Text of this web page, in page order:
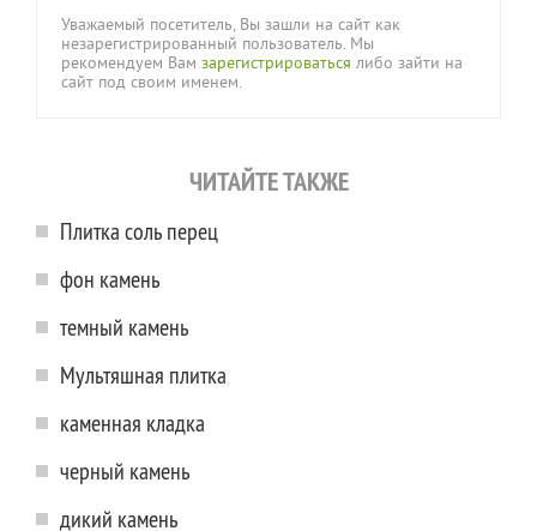
Уважаемый посетитель, Вы зашли на сайт как
незарегистрированный пользователь. Мы
рекомендуем Вам зарегистрироваться либо зайти на
сайт под своим именем.
ЧИТАЙТЕ ТАКЖЕ
Плитка соль перец
фон камень
темный камень
Мультяшная плитка
каменная кладка
черный камень
дикий камень